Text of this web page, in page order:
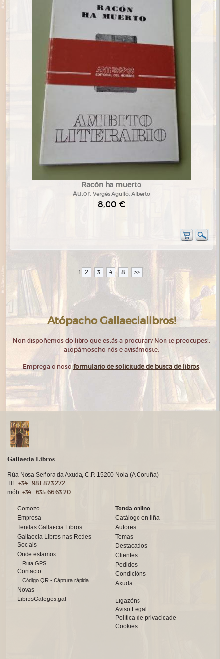
Racón ha muerto
Autor: Vergés Agulló, Alberto
8,00 €
1 2 3 4 8 >>
Atópacho Gallaecialibros!
Non dispoñemos do libro que estás a procurar? Non te preocupes!,
atopámoscho nós e avisámoste.
Emprega o nosoformulario de solicitude de busca de libros.
Gallaecia Libros
Rúa Nosa Señora da Axuda, C.P. 15200 Noia (A Coruña)
Tlf: +34 981 823 272
mób: +34 635 66 63 20
Comezo
Empresa
Tendas Gallaecia Libros
Gallaecia Libros nas Redes
Sociais
Onde estamos
Ruta GPS
Contacto
Código QR - Cáptura rápida
Novas
LibrosGalegos.gal
Tenda online
Catálogo en liña
Autores
Temas
Destacados
Clientes
Pedidos
Condicións
Axuda
Ligazóns
Aviso Legal
Política de privacidade
Cookies